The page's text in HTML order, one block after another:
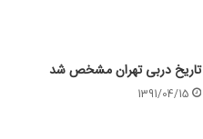
تاریخ دربی تهران مشخص شد
1391/04/15